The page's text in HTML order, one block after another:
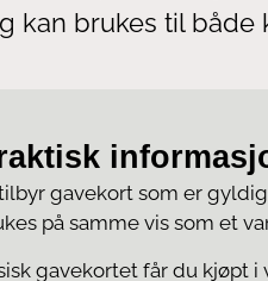
kan brukes til både
gavekort som er
på samme vis som et
gavekortet får du kjøpt i